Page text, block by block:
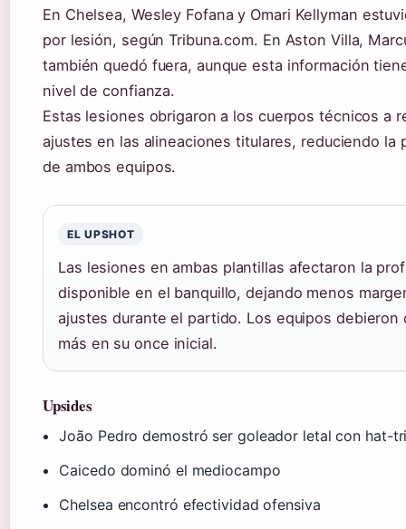
En Chelsea, Wesley Fofana y Omari Kellyman
por lesión, según Tribuna.com. En Aston Villa,
también quedó fuera, aunque esta información
nivel de confianza.
Estas lesiones obrigaron a los cuerpos técnicos a
ajustes en las alineaciones titulares, reduciendo la
de ambos equipos.
EL UPSHOT
Las lesiones en ambas plantillas afectaron la
disponible en el banquillo, dejando menos
ajustes durante el partido. Los equipos debieron
más en su once inicial.
Upsides
João Pedro demostró ser goleador letal con hat-
Caicedo dominó el mediocampo
Chelsea encontró efectividad ofensiva